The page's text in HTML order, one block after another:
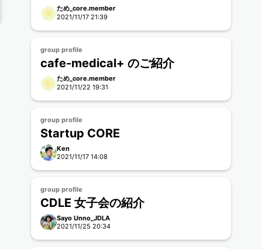
ため_core.member
2021/11/17 21:39
group profile
cafe-medical+ のご紹介
ため_core.member
2021/11/22 19:31
group profile
Startup CORE
Ken
2021/11/17 14:08
group profile
CDLE 女子会の紹介
Sayo Unno_JDLA
2021/11/25 20:34